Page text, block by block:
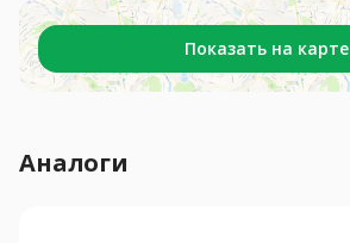
Показать на карте
Аналоги